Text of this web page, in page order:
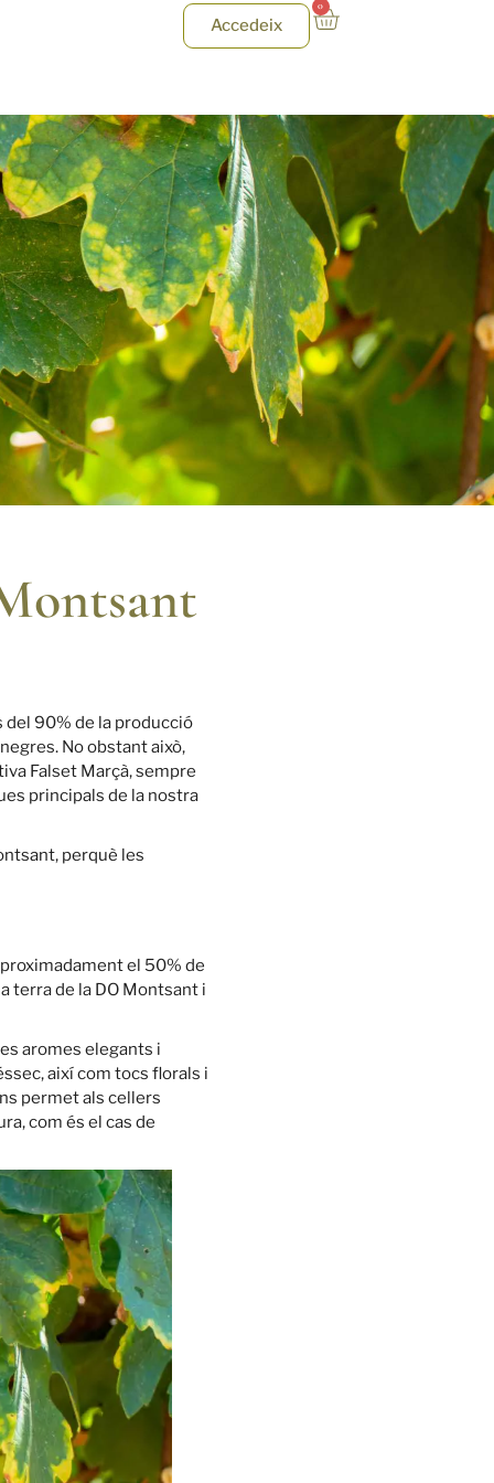
Accedeix
0
90% de la producció
No obstant això,
Falset Marçà, sempre
principals de la nostra
perquè les
el 50% de
terra de la DO Montsant i
aromes elegants i
així com tocs florals i
permet als cellers
com és el cas de